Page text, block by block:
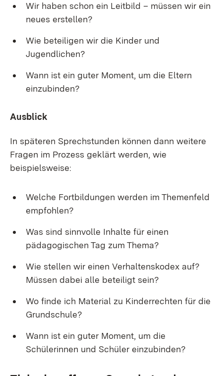
Wir haben schon ein Leitbild – müssen wir ein
neues erstellen?
Wie beteiligen wir die Kinder und
Jugendlichen?
Wann ist ein guter Moment, um die Eltern
einzubinden?
Ausblick
In späteren Sprechstunden können dann weitere
Fragen im Prozess geklärt werden, wie
beispielsweise:
Welche Fortbildungen werden im Themenfeld
empfohlen?
Was sind sinnvolle Inhalte für einen
pädagogischen Tag zum Thema?
Wie stellen wir einen Verhaltenskodex auf?
Müssen dabei alle beteiligt sein?
Wo finde ich Material zu Kinderrechten für die
Grundschule?
Wann ist ein guter Moment, um die
Schülerinnen und Schüler einzubinden?